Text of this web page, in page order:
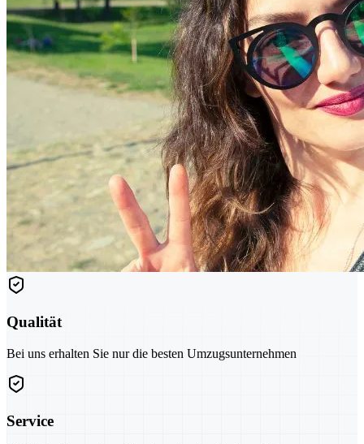
Qualität
Bei uns erhalten Sie nur die besten Umzugsunternehmen
Service